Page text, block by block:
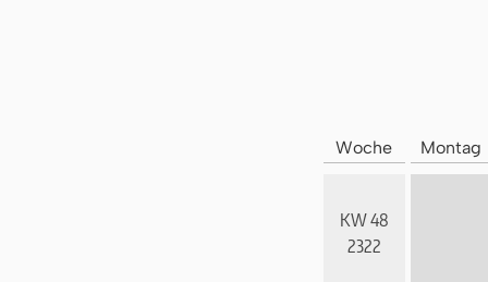
Woche Montag
KW 48
2322